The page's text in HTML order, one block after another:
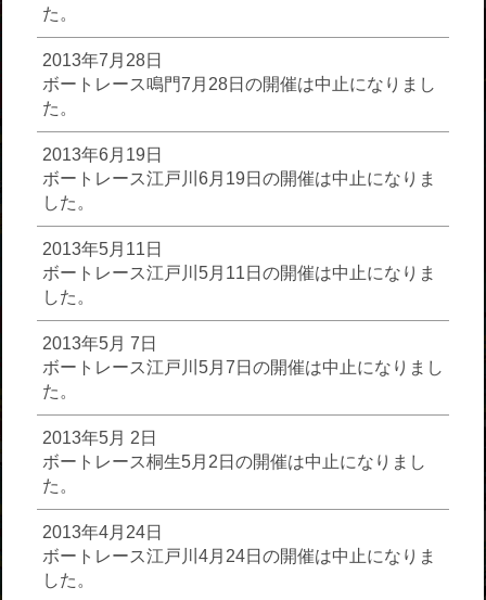
た。
2013年7月28日
ボートレース鳴門7月28日の開催は中止になりまし
た。
2013年6月19日
ボートレース江戸川6月19日の開催は中止になりま
した。
2013年5月11日
ボートレース江戸川5月11日の開催は中止になりま
した。
2013年5月 7日
ボートレース江戸川5月7日の開催は中止になりまし
た。
2013年5月 2日
ボートレース桐生5月2日の開催は中止になりまし
た。
2013年4月24日
ボートレース江戸川4月24日の開催は中止になりま
した。